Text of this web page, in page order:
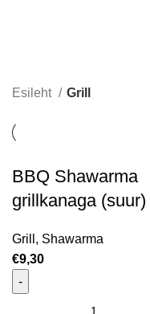
Esileht Grill
BBQ Shawarma
grillkanaga (suur)
Grill , Shawarma
€9,30
BBQ Shawarma